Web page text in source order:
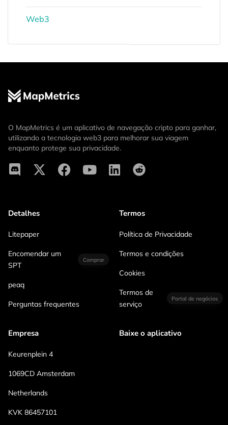
Web3
O MapMetrics é um aplicativo de navegação cripto para ganhar,
utilizando a tecnologia web3 para melhorar sua viagem
enquanto protege sua privacidade.
Detalhes
Litepaper
Encomendar um
SPT
Comprar
peaq
Perguntas frequentes
Termos
Política de Privacidade
Termos e condições
Cookies
Termos de
serviço
Portal de negócios
Empresa
Keurenplein 4
1069CD Amsterdam
Netherlands
KVK 86457101
Baixe o aplicativo